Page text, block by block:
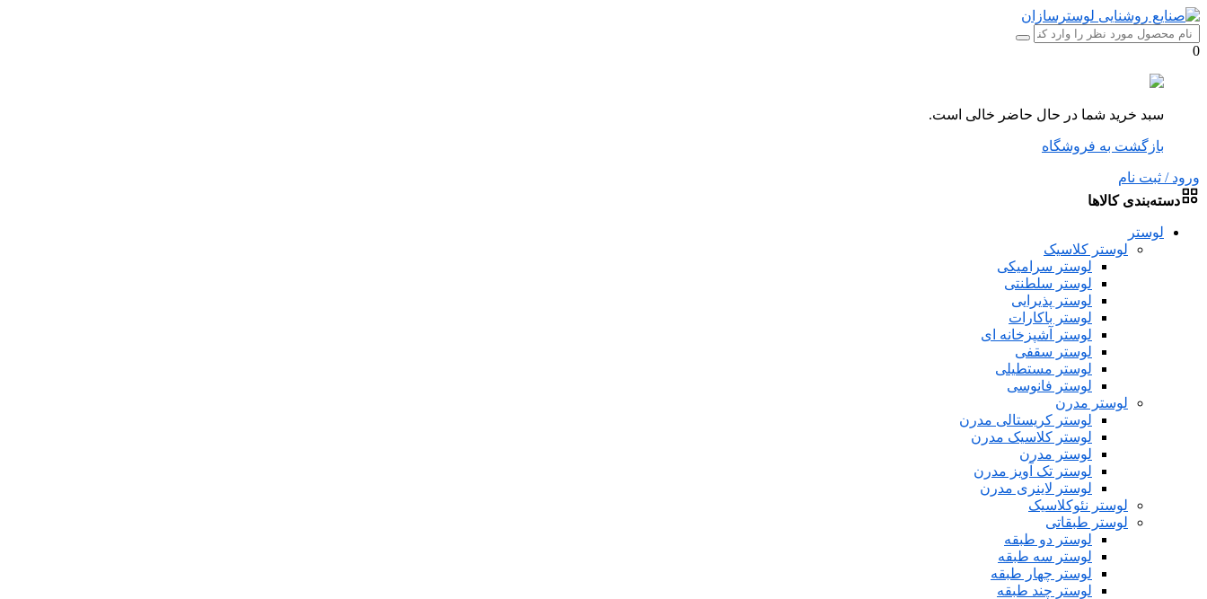
0
سبد خرید شما در حال حاضر خالی است.
بازگشت به فروشگاه
ورود / ثبت نام
دسته‌بندی کالاها
لوستر
لوستر کلاسیک
لوستر سرامیکی
لوستر سلطنتی
لوستر پذیرایی
لوستر باکارات
لوستر آشپزخانه ای
لوستر سقفی
لوستر مستطیلی
لوستر فانوسی
لوستر مدرن
لوستر کریستالی مدرن
لوستر کلاسیک مدرن
لوستر مدرن
لوستر تک آویز مدرن
لوستر لاینری مدرن
لوستر نئوکلاسیک
لوستر طبقاتی
لوستر دو طبقه
لوستر سه طبقه
لوستر چهار طبقه
لوستر چند طبقه